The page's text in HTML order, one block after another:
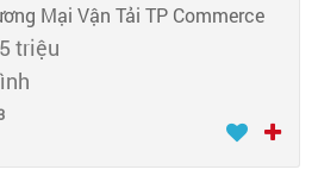
Mại Vận Tải TP Commerce
triệu